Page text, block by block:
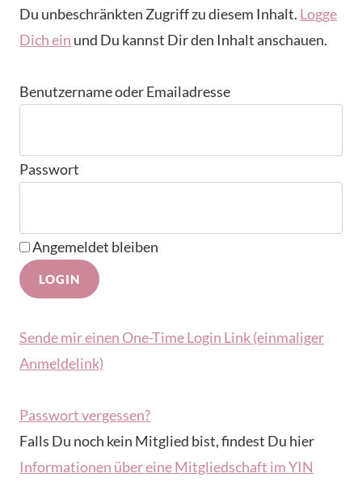
Du unbeschränkten Zugriff zu diesem Inhalt. Logge
Dich ein und Du kannst Dir den Inhalt anschauen.
Benutzername oder Emailadresse
Passwort
Angemeldet bleiben
Sende mir einen One-Time Login Link (einmaliger
Anmeldelink)
Passwort vergessen?
Falls Du noch kein Mitglied bist, findest Du hier
Informationen über eine Mitgliedschaft im YIN